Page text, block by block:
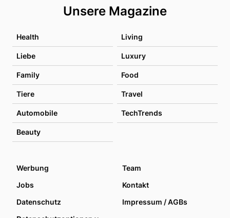
Unsere Magazine
Health Living
Liebe Luxury
Family Food
Tiere Travel
Automobile TechTrends
Beauty
Werbung
Team
Jobs
Kontakt
Datenschutz
Impressum / AGBs